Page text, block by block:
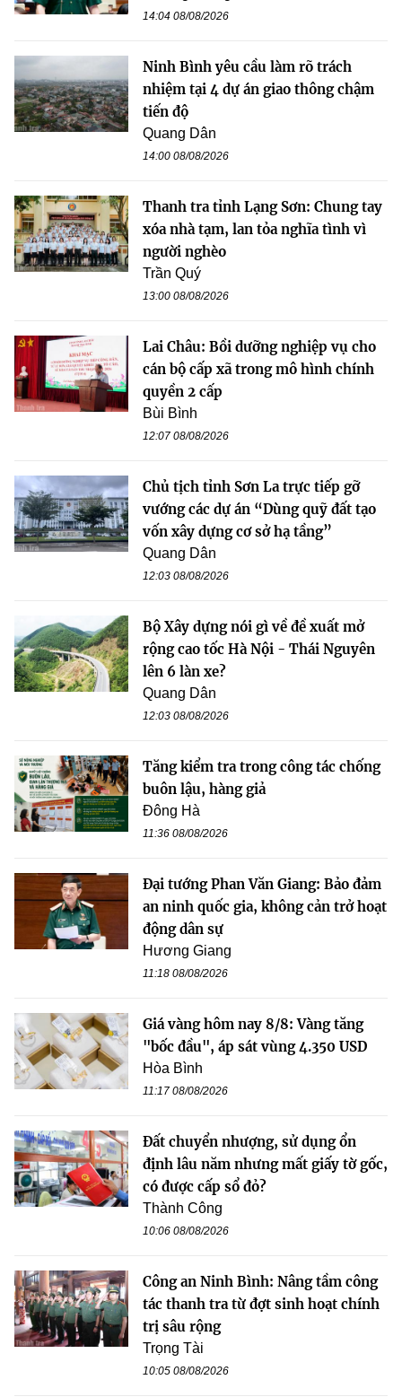
14:04 08/08/2026
Ninh Bình yêu cầu làm rõ trách
nhiệm tại 4 dự án giao thông chậm
tiến độ
Quang Dân
14:00 08/08/2026
Thanh tra tỉnh Lạng Sơn: Chung tay
xóa nhà tạm, lan tỏa nghĩa tình vì
người nghèo
Trần Quý
13:00 08/08/2026
Lai Châu: Bồi dưỡng nghiệp vụ cho
cán bộ cấp xã trong mô hình chính
quyền 2 cấp
Bùi Bình
12:07 08/08/2026
Chủ tịch tỉnh Sơn La trực tiếp gỡ
vướng các dự án “Dùng quỹ đất tạo
vốn xây dựng cơ sở hạ tầng”
Quang Dân
12:03 08/08/2026
Bộ Xây dựng nói gì về đề xuất mở
rộng cao tốc Hà Nội - Thái Nguyên
lên 6 làn xe?
Quang Dân
12:03 08/08/2026
Tăng kiểm tra trong công tác chống
buôn lậu, hàng giả
Đông Hà
11:36 08/08/2026
Đại tướng Phan Văn Giang: Bảo đảm
an ninh quốc gia, không cản trở hoạt
động dân sự
Hương Giang
11:18 08/08/2026
Giá vàng hôm nay 8/8: Vàng tăng
"bốc đầu", áp sát vùng 4.350 USD
Hòa Bình
11:17 08/08/2026
Đất chuyển nhượng, sử dụng ổn
định lâu năm nhưng mất giấy tờ gốc,
có được cấp sổ đỏ?
Thành Công
10:06 08/08/2026
Công an Ninh Bình: Nâng tầm công
tác thanh tra từ đợt sinh hoạt chính
trị sâu rộng
Trọng Tài
10:05 08/08/2026